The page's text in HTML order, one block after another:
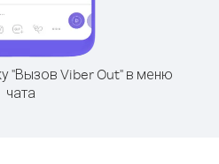
"Вызов Viber Out" в меню
чата